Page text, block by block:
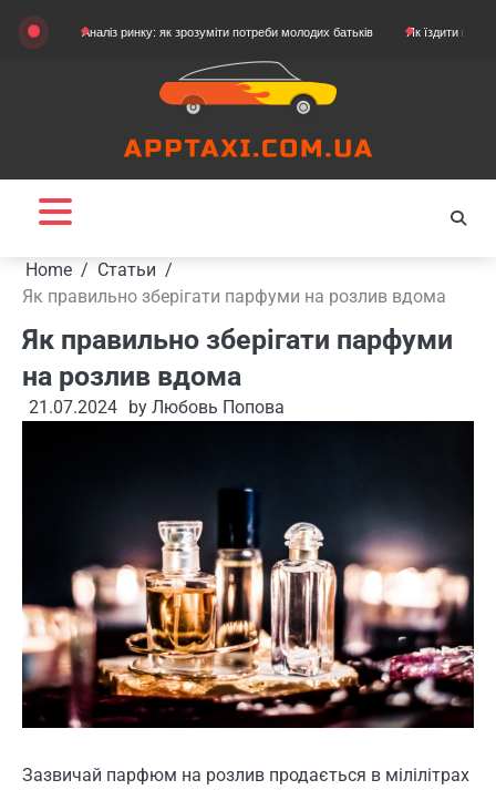
Skip
Аналіз ринку: як зрозуміти потреби молодих батьків Як їздити на картингу
Home
Статьи
Як правильно зберігати парфуми на розлив вдома
Як правильно зберігати парфуми
на розлив вдома
21.07.2024 by Любовь Попова
Зазвичай парфюм на розлив продається в мілілітрах